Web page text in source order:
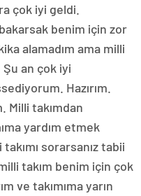
çok iyi geldi.
benim için zor
alamadım ama milli
an çok iyi
Hazırım.
Milli takımdan
yardım etmek
sorarsanız tabii
takım benim için çok
ve takımıma yarın